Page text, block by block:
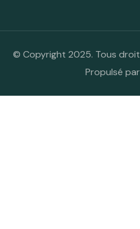
© Copyright 2025. Tous
Propulsé par